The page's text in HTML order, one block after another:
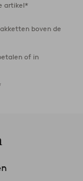
artikel*
boven de
of in